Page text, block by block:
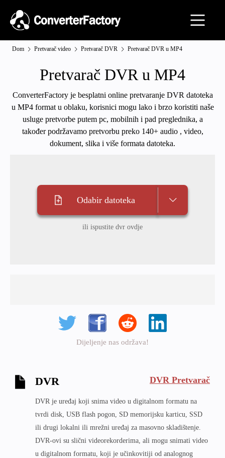
Dom Pretvarač video Pretvarač DVR Pretvarač DVR u MP4
Pretvarač DVR u MP4
ConverterFactory je besplatni online pretvaranje DVR datoteka
u MP4 format u oblaku, korisnici mogu lako i brzo koristiti naše
usluge pretvorbe putem pc, mobilnih i pad preglednika, a
također podržavamo pretvorbu preko 140+ audio , video,
dokument, slika i više formata datoteka.
Odabir datoteka
ili ispustite dvr ovdje
Dijeljenje nas održava!
DVR DVR Pretvarač
DVR je uređaj koji snima video u digitalnom formatu na
tvrdi disk, USB flash pogon, SD memorijsku karticu, SSD
ili drugi lokalni ili mrežni uređaj za masovno skladištenje.
DVR-ovi su slični videorekorderima, ali mogu snimati video
u digitalnom formatu, koji je učinkovitiji od analognog